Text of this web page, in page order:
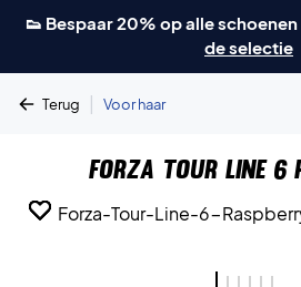
👟 Bespaar 20% op alle schoenen
de selectie
Terug | Voor haar
Forza Tour Line 6